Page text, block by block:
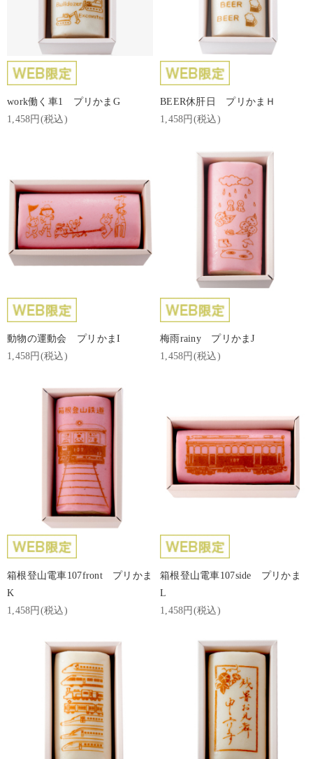
work働く車1 プリかまG
1,458円(税込)
BEER休肝日 プリかまＨ
1,458円(税込)
動物の運動会 プリかまI
1,458円(税込)
梅雨rainy プリかまJ
1,458円(税込)
箱根登山電車107front プリかま
K
1,458円(税込)
箱根登山電車107side プリかま
L
1,458円(税込)